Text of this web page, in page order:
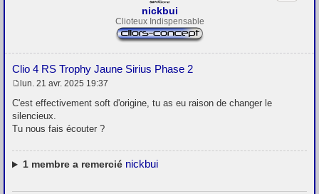
nickbui
Clioteux Indispensable
Clio 4 RS Trophy Jaune Sirius Phase 2
e
s
s
a
e
lun. 21 avr. 2025 19:37
C'est effectivement soft d'origine, tu as eu raison de changer le
silencieux.
Tu nous fais écouter ?
1membre a remercié nickbui